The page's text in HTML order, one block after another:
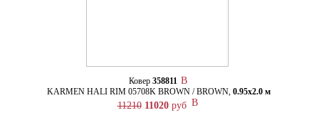
Ковер 358811
KARMEN HALI RIM 05708K BROWN / BROWN, 0.95х2.0 м
11210 11020руб